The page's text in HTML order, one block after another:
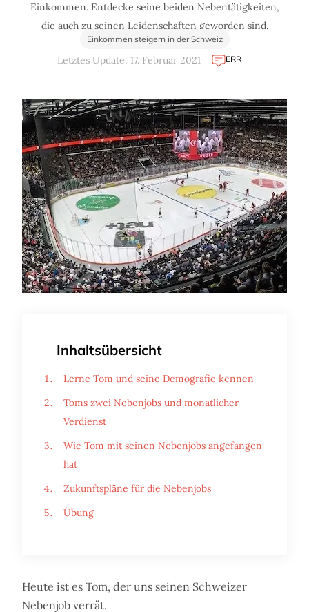
Einkommen. Entdecke seine beiden Nebentätigkeiten,
die auch zu seinen Leidenschaften geworden sind.
Einkommen steigern in der Schweiz
Letztes Update: 17. Februar 2021 ERR
Inhaltsübersicht
Lerne Tom und seine Demografie kennen
Toms zwei Nebenjobs und monatlicher
Verdienst
Wie Tom mit seinen Nebenjobs angefangen
hat
Zukunftspläne für die Nebenjobs
Übung
Heute ist es Tom, der uns seinen Schweizer
Nebenjob verrät.